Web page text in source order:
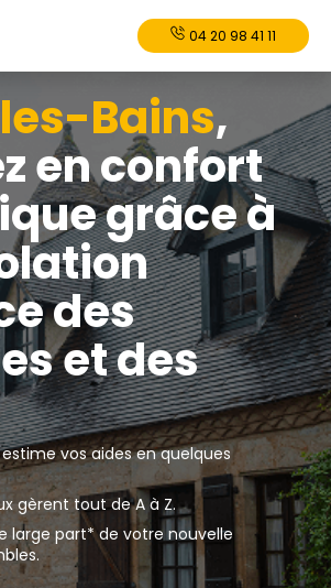
04 20 98 41 11
Bains,
en confort
grâce à
des
et des
vos aides en quelques
gèrent tout de A à Z.
large part* de votre nouvelle